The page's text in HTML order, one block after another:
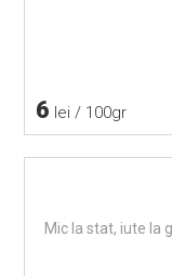
6 lei / 100gr
Mic la stat, iute la